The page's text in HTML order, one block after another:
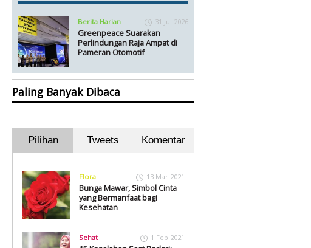
Berita Harian 31 Jul 2026
Greenpeace Suarakan
Perlindungan Raja Ampat di
Pameran Otomotif
Paling Banyak Dibaca
Pilihan Tweets Komentar
Flora 13 Mar 2021
Bunga Mawar, Simbol Cinta
yang Bermanfaat bagi
Kesehatan
Sehat 1 Feb 2021